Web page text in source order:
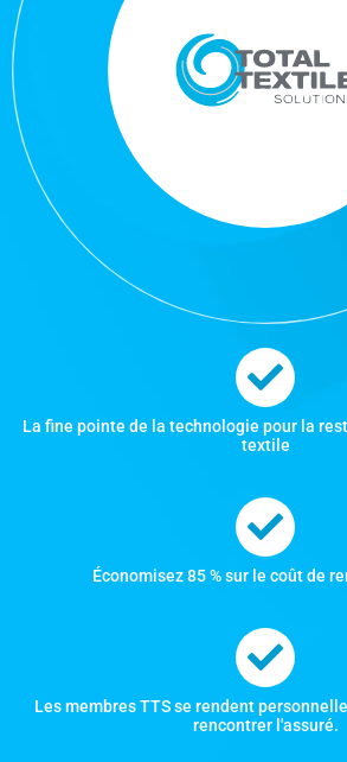
La fine pointe de la technologie pour la
textile
Économisez 85 % sur le coût de
Les membres TTS se rendent
rencontrer l'assuré.